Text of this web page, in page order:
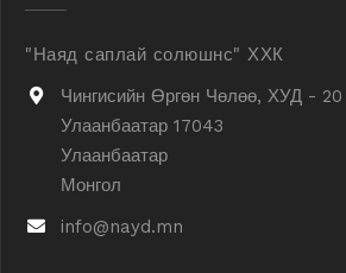
"Наяд саплай солюшнс" ХХК
Чингисийн Өргөн Чөлөө, ХУД - 20
Улаанбаатар 17043
Улаанбаатар
Монгол
info@nayd.mn